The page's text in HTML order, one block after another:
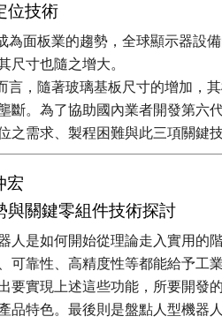
位技術
為面板業的趨勢，全球顯示器設
尺寸也隨之增大。
言，隨著玻璃基板尺寸的增加，
斷。為了協助國內業者開發第六
之需求、製程困難與此三項關鍵
宏
與關鍵零組件技術探討
人是如何開始從理論走入實用的
可靠性、高精度性等都能給予工
要實現上述這些功能，所要開發
品特色。最後則是盤點人型機器